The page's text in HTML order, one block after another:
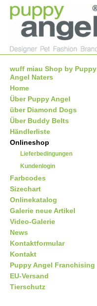
wuff miau Shop by Puppy
Angel Naters
Home
Über Puppy Angel
über Diamond Dogs
Über Buddy Belts
Händlerliste
Onlineshop
Lieferbedingungen
Kundenlogin
Farbcodes
Sizechart
Onlinekatalog
Galerie neue Artikel
Video-Galerie
News
Kontaktformular
Kontakt
Puppy Angel Franchising
EU-Versand
Tierschutz